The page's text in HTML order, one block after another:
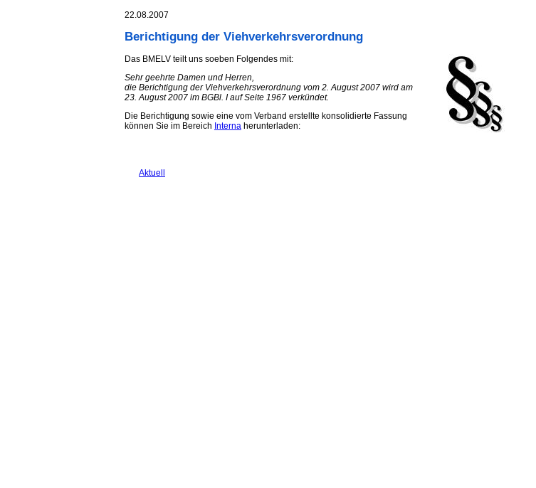
22.08.2007
Berichtigung der Viehverkehrsverordnung
Das BMELV teilt uns soeben Folgendes mit:
Sehr geehrte Damen und Herren,
die Berichtigung der Viehverkehrsverordnung vom 2. August 2007 wird am
23. August 2007 im BGBl. I auf Seite 1967 verkündet.
Die Berichtigung sowie eine vom Verband erstellte konsolidierte Fassung
können Sie im Bereich Interna herunterladen:
Aktuell